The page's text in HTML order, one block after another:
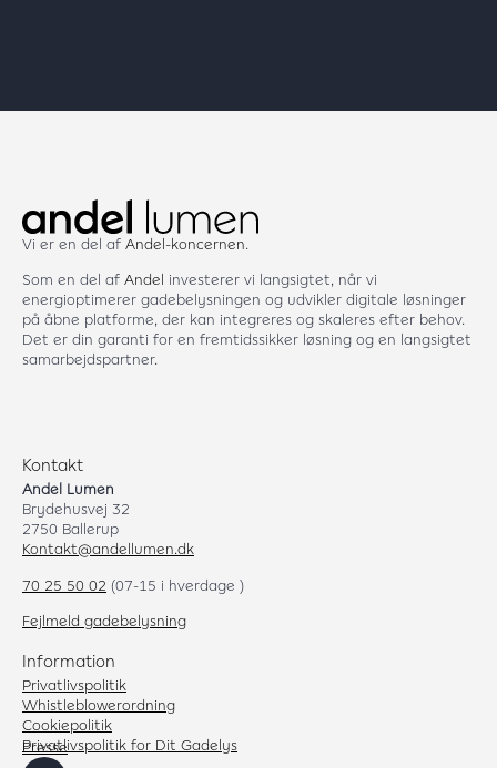
Vi er en del af Andel-koncernen.
Som en del af Andel investerer vi langsigtet, når vi
energioptimerer gadebelysningen og udvikler digitale løsninger
på åbne platforme, der kan integreres og skaleres efter behov.
Det er din garanti for en fremtidssikker løsning og en langsigtet
samarbejdspartner.
Kontakt
Andel Lumen
Brydehusvej 32
2750 Ballerup
Kontakt@andellumen.dk
70 25 50 02 (07-15 i hverdage )
Fejlmeld gadebelysning
Information
Privatlivspolitik
Whistleblowerordning
Cookiepolitik
Privatlivspolitik for Dit Gadelys
Presse